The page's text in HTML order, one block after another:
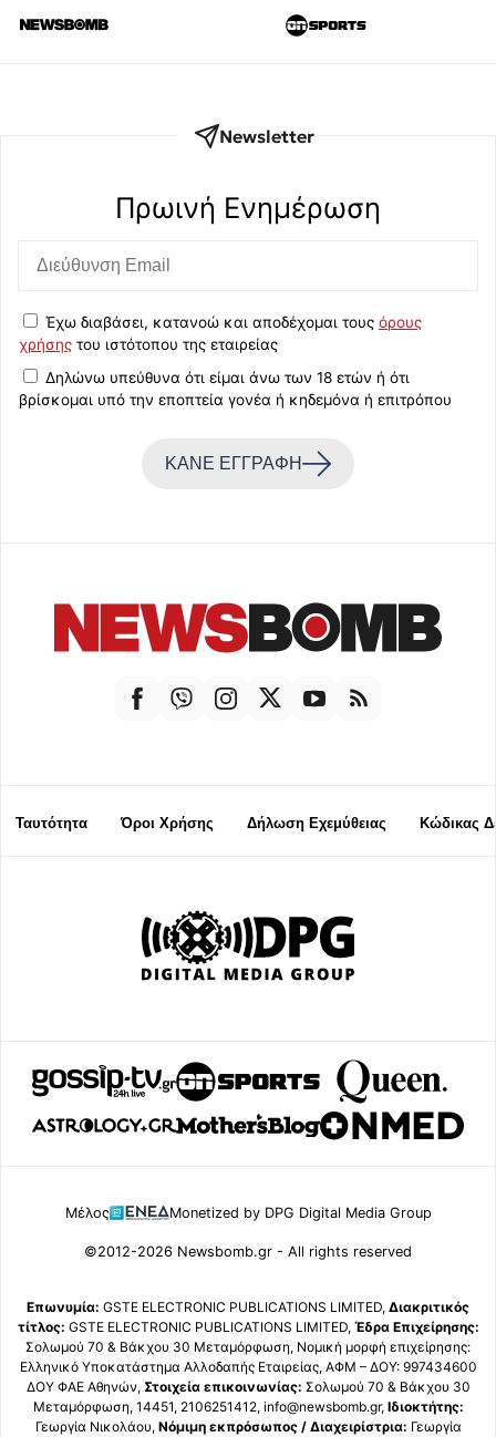
Newsletter
Πρωινή Eνημέρωση
Έχω διαβάσει, κατανοώ και αποδέχομαι τους όρους
χρήσης του ιστότοπου της εταιρείας
Δηλώνω υπεύθυνα ότι είμαι άνω των 18 ετών ή ότι
βρίσκομαι υπό την εποπτεία γονέα ή κηδεμόνα ή επιτρόπου
ΚΑΝΕ ΕΓΓΡΑΦΗ
Ταυτότητα Όροι Χρήσης Δήλωση Εχεμύθειας Κώδικας
Μέλος Monetized by DPG Digital Media Group
©2012-2026 Newsbomb.gr - All rights reserved
Επωνυμία: GSTE ELECTRONIC PUBLICATIONS LIMITED, Διακριτικός
τίτλος: GSTE ELECTRONIC PUBLICATIONS LIMITED, Έδρα Επιχείρησης:
Σολωμού 70 & Βάκχου 30 Μεταμόρφωση, Νομική μορφή επιχείρησης:
Ελληνικό Υποκατάστημα Αλλοδαπής Εταιρείας, ΑΦΜ – ΔΟΥ: 997434600
ΔΟΥ ΦΑΕ Αθηνών, Στοιχεία επικοινωνίας: Σολωμού 70 & Βάκχου 30
Μεταμόρφωση, 14451, 2106251412, info@newsbomb.gr, Ιδιοκτήτης:
Γεωργία Νικολάου, Νόμιμη εκπρόσωπος / Διαχειρίστρια: Γεωργία